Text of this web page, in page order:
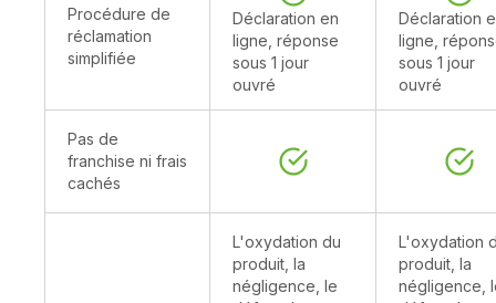
Procédure de
réclamation
simplifiée
Déclaration en
ligne, réponse
sous 1 jour
ouvré
Déclaration
ligne,
sous 1 jour
ouvré
Pas de
franchise ni frais
cachés
L'oxydation du
produit, la
négligence, le
L'oxydation
produit, la
négligence,